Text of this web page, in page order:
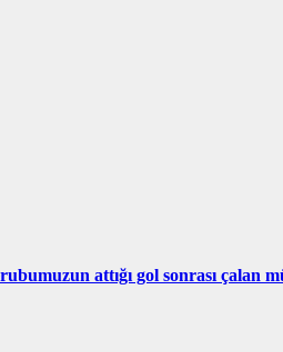
attığı gol sonrası çalan